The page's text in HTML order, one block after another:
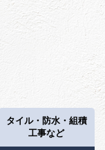
タイル・防水・組積
工事など